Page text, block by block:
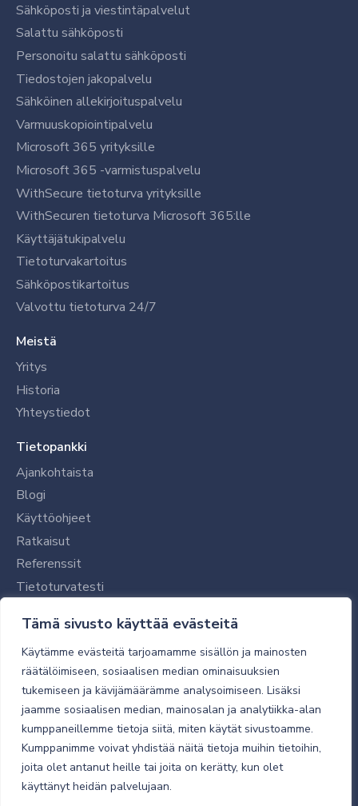
Tämä sivusto käyttää evästeitä
Käytämme evästeitä tarjoamamme sisällön ja mainosten
räätälöimiseen, sosiaalisen median ominaisuuksien
tukemiseen ja kävijämäärämme analysoimiseen. Lisäksi
jaamme sosiaalisen median, mainosalan ja analytiikka-alan
kumppaneillemme tietoja siitä, miten käytät sivustoamme.
Kumppanimme voivat yhdistää näitä tietoja muihin tietoihin,
joita olet antanut heille tai joita on kerätty, kun olet
käyttänyt heidän palvelujaan.
Sähköposti ja viestintäpalvelut
Salattu sähköposti
Personoitu salattu sähköposti
Tiedostojen jakopalvelu
Sähköinen allekirjoituspalvelu
Varmuuskopiointipalvelu
Microsoft 365 yrityksille
Microsoft 365 -varmistuspalvelu
WithSecure tietoturva yrityksille
WithSecuren tietoturva Microsoft 365:lle
Käyttäjätukipalvelu
Tietoturvakartoitus
Sähköpostikartoitus
Valvottu tietoturva 24/7
Meistä
Yritys
Historia
Yhteystiedot
Tietopankki
Ajankohtaista
Blogi
Käyttöohjeet
Ratkaisut
Referenssit
Tietoturvatesti
Tilaajalle
Toimitustavat ja -kulut
Verkkokaupan yleiset ehdot
Toimitusehdot
Tietosuojaseloste
Tietoturva